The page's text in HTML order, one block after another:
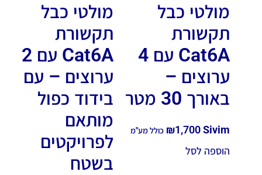
מולטי כבל
תקשורת
Cat6A עם 4
ערוצים –
באורך 30 מטר
Sivim
₪1,700 כולל מע"מ
הוספה לסל
מולטי כבל
תקשורת
Cat6A עם 2
ערוצים – עם
בידוד כפול
מותאם
לפרויקטים
בשטח